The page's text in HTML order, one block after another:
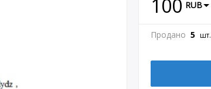
100 RUB
Продано 5 шт.